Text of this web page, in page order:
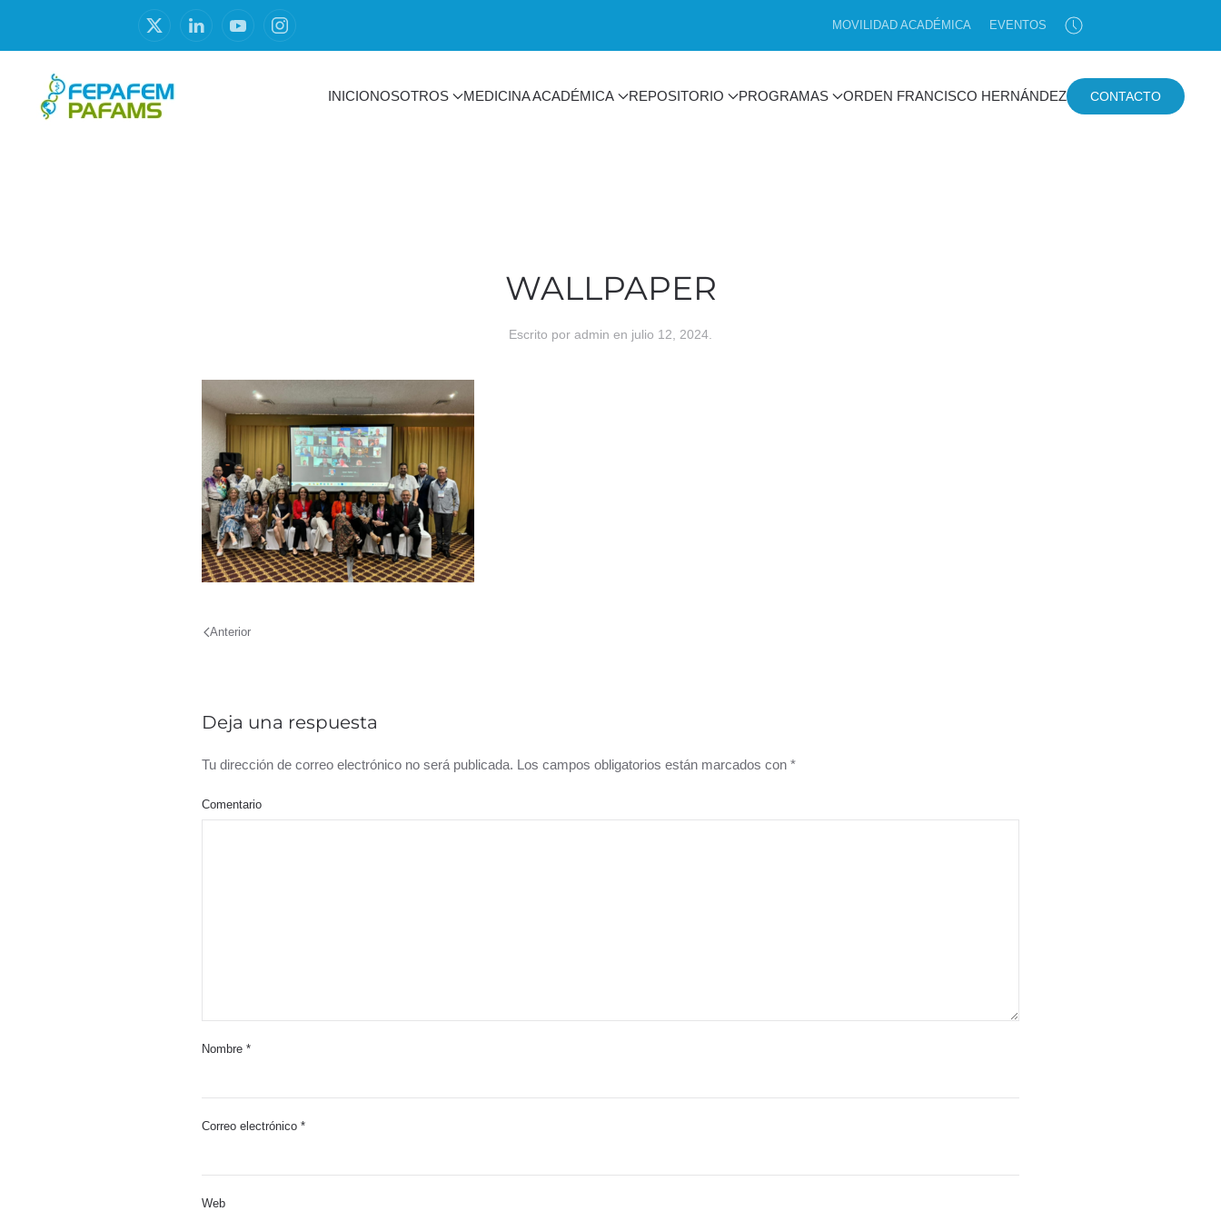
MOVILIDAD ACADÉMICA EVENTOS
INICIONOSOTROS MEDICINA ACADÉMICA REPOSITORIO PROGRAMAS ORDEN FRANCISCO HERNÁNDEZ CONTACTO
WALLPAPER
Escrito por admin en julio 12, 2024
Anterior
Deja una respuesta
Tu dirección de correo electrónico no será publicada. Los campos obligatorios están marcados con *
Comentario
Nombre *
Correo electrónico *
Web